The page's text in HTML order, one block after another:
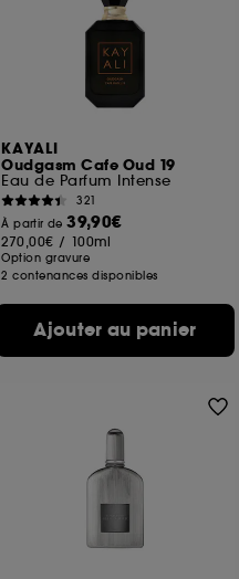
KAYALI
Oudgasm Cafe Oud 19
Eau de Parfum Intense
321
À partir de39,90€
270,00€ / 100ml
Option gravure
2 contenances disponibles
Ajouter au panier